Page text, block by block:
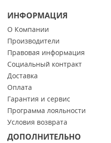
ИНФОРМАЦИЯ
О Компании
Производители
Правовая информация
Социальный контракт
Доставка
Оплата
Гарантия и сервис
Программа лояльности
Условия возврата
ДОПОЛНИТЕЛЬНО